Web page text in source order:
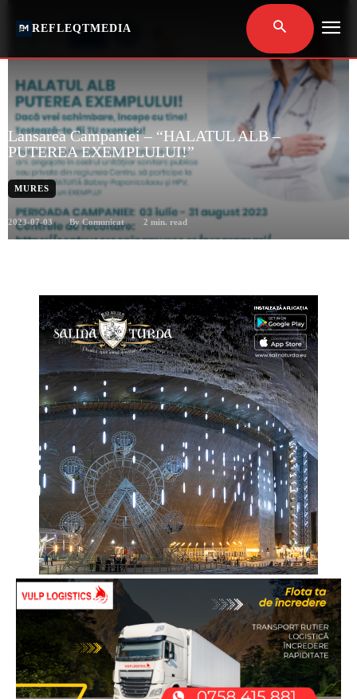
REFLEQTMEDIA
Lansarea Campaniei – “HALATUL ALB –
PUTEREA EXEMPLULUI!”
MURES
2023-07-03 By Comunicat 2 min. read